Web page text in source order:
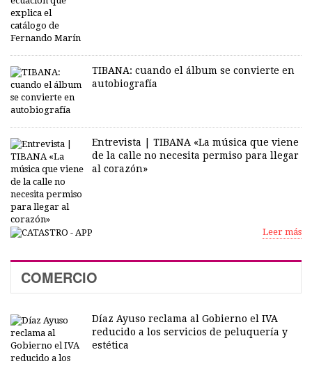
TIBANA: cuando el álbum se convierte en
autobiografía
Entrevista | TIBANA «La música que viene
de la calle no necesita permiso para llegar
al corazón»
Leer más
COMERCIO
Díaz Ayuso reclama al Gobierno el IVA
reducido a los servicios de peluquería y
estética